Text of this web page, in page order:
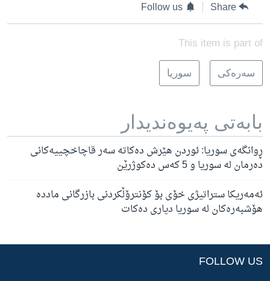
Share
Follow us
This item is part of
سه‌ره‌کی سوریا
بابه‌تی په‌یوه‌ندیدار
ڕوانگەی سوریا: ئوردن هێرش دەکاتە سەر قاچاخچییەکانی
دەرمان لە سوریا و 5 کەس دەکوژرێن
ئەمەریکا ستراتیژی خۆی بۆ کۆنترۆڵکردنی بازرگانی ماددە
هۆشبەرەکان لە سوریا دیاری دەکات
FOLLOW US